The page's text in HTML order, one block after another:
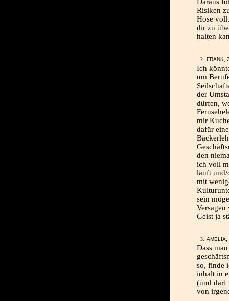
Risiken
Hose
dir zu
halten
FRANK ,
Ich
um
der
dürfen,
mir
dafür
den
ich voll
läuft und/
mit
sein
Geist ja
Dass
so, finde
inhalt in
(und darf
von